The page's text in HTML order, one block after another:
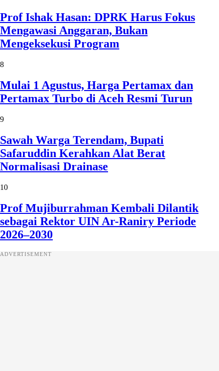
Prof Ishak Hasan: DPRK Harus Fokus
Mengawasi Anggaran, Bukan
Mengeksekusi Program
8
Mulai 1 Agustus, Harga Pertamax dan
Pertamax Turbo di Aceh Resmi Turun
9
Sawah Warga Terendam, Bupati
Safaruddin Kerahkan Alat Berat
Normalisasi Drainase
10
Prof Mujiburrahman Kembali Dilantik
sebagai Rektor UIN Ar-Raniry Periode
2026–2030
ADVERTISEMENT